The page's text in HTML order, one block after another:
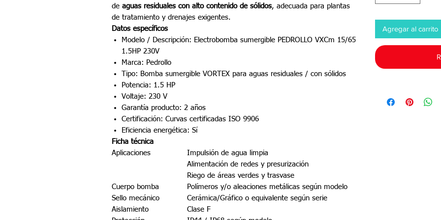
de aguas residuales con alto contenido de sólidos, adecuada para plantas
de tratamiento y drenajes exigentes.
Datos específicos
Modelo / Descripción: Electrobomba sumergible PEDROLLO VXCm 15/65
1.5HP 230V
Marca: Pedrollo
Tipo: Bomba sumergible VORTEX para aguas residuales / con sólidos
Potencia: 1.5 HP
Voltaje: 230 V
Garantía producto: 2 años
Certificación: Curvas certificadas ISO 9906
Eficiencia energética: Sí
Ficha técnica
Aplicaciones
Impulsión de agua limpia
Alimentación de redes y presurización
Riego de áreas verdes y trasvase
Cuerpo bomba
Polímeros y/o aleaciones metálicas según modelo
Sello mecánico
Cerámica/Gráfico o equivalente según serie
Aislamiento
Clase F
Agregar al carrito